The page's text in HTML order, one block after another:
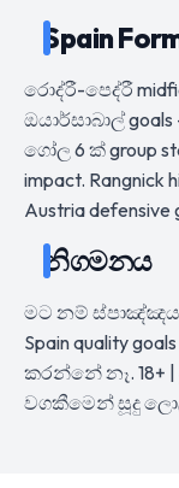
Spain
රොද්රී-පෙද්රී
ඔයාර්සාබාල් goals
ගෝල 6 ක් group
impact. Rangnick
Austria defensive
නිගමනය
මට නම් ස්පාඤ්ඤය -
Spain quality
කරන්නේ නෑ. 18+
වගකීමෙන් සූදු